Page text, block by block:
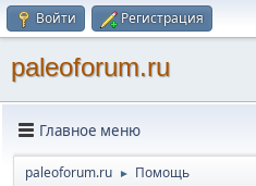
Войти Регистрация
paleoforum.ru
Главное меню
paleoforum.ru ► Помощь